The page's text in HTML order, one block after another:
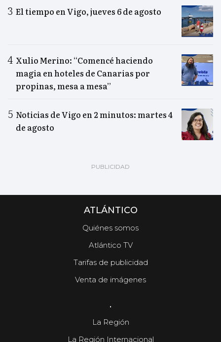
El tiempo en Vigo, jueves 6 de agosto
Xulio Merino: “Comencé haciendo
magia en hoteles de Canarias por
propinas, mesa a mesa”
Noticias de Vigo en 2 minutos: martes 4
de agosto
ATLÁNTICO
Quiénes somos
Atlántico TV
Tarifas de publicidad
Venta de imágenes
.
La Región
La Región Internacional